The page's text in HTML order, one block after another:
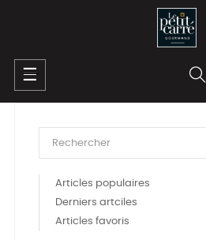
Basculer
la
☰
Articles populaires
Derniers artciles
Articles favoris